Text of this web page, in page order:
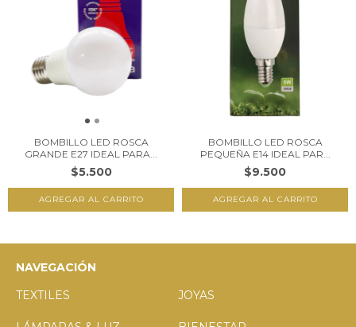
BOMBILLO LED ROSCA
GRANDE E27 IDEAL PARA...
$5.500
BOMBILLO LED ROSCA
PEQUEÑA E14 IDEAL PAR...
$9.500
NAVEGACIÓN
TEXTILES
JOYAS